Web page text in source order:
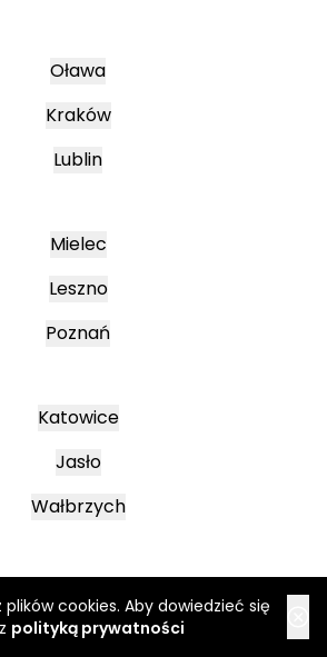
cookies. Aby dowiedzieć się
polityką prywatności
Oława
Kraków
Lublin
Mielec
Leszno
Poznań
Katowice
Jasło
Wałbrzych